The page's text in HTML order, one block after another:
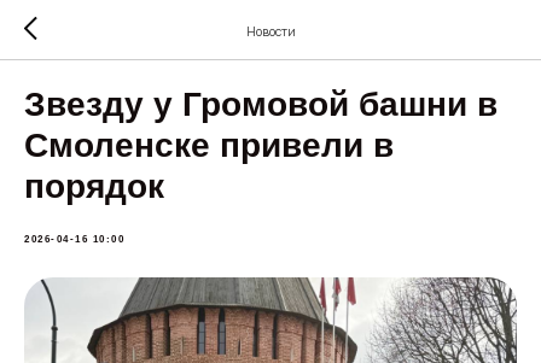
Новости
Звезду у Громовой башни в
Смоленске привели в
порядок
2026-04-16 10:00